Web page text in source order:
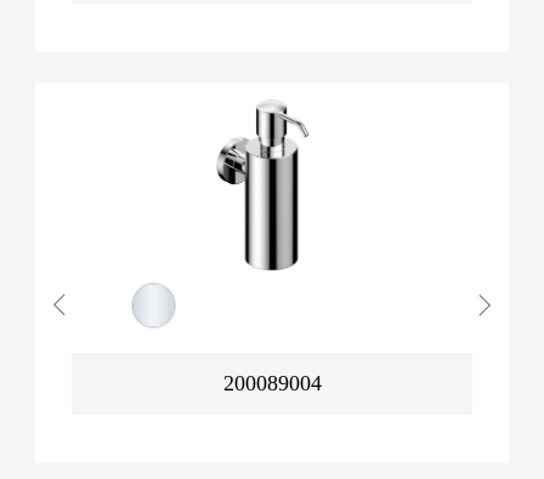
200089004